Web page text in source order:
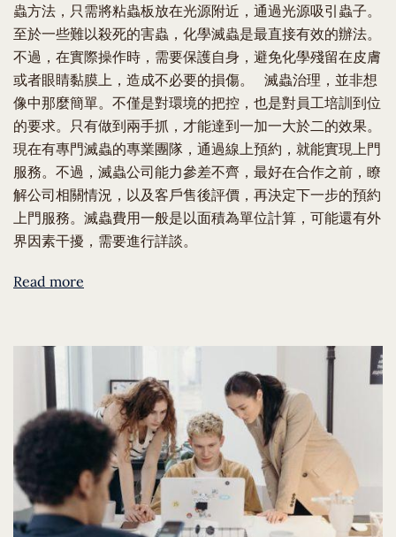
蟲方法，只需將粘蟲板放在光源附近，通過光源吸引蟲子。
至於一些難以殺死的害蟲，化學滅蟲是最直接有效的辦法。
不過，在實際操作時，需要保護自身，避免化學殘留在皮膚
或者眼睛黏膜上，造成不必要的損傷。 滅蟲治理，並非想
像中那麼簡單。不僅是對環境的把控，也是對員工培訓到位
的要求。只有做到兩手抓，才能達到一加一大於二的效果。
現在有專門滅蟲的專業團隊，通過線上預約，就能實現上門
服務。不過，滅蟲公司能力參差不齊，最好在合作之前，瞭
解公司相關情況，以及客戶售後評價，再決定下一步的預約
上門服務。滅蟲費用一般是以面積為單位計算，可能還有外
界因素干擾，需要進行詳談。
Read more